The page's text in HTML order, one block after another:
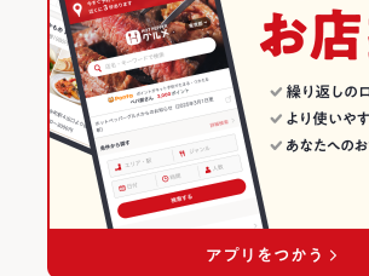
万代のグルメランキング